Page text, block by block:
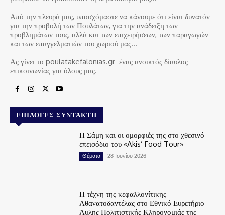
Από την πλευρά μας, υποσχόμαστε να κάνουμε ότι είναι δυνατόν
για την προβολή των Πουλάτων, για την ανάδειξη των
προβλημάτων τους, αλλά και των επιχειρήσεων, των παραγωγών
και των επαγγελματιών του χωριού μας…
Ας γίνει το poulatakefalonias.gr ένας ανοικτός δίαυλος
επικοινωνίας για όλους μας.
ΕΠΙΛΟΓΈΣ ΣΥΝΤΆΚΤΗ
Η Σάμη και οι ομορφιές της στο χθεσινό
επεισόδιο του «Akis’ Food Tour»
Θέματα 28 Ιουνίου 2026
Η τέχνη της κεφαλλονίτικης
Αθανατοδαντέλας στο Εθνικό Ευρετήριο
Άυλης Πολιτιστικής Κληρονομιάς της